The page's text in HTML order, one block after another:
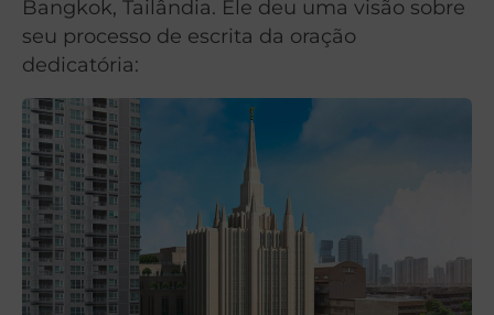
Bangkok, Tailândia. Ele deu uma visão sobre
seu processo de escrita da oração
dedicatória: